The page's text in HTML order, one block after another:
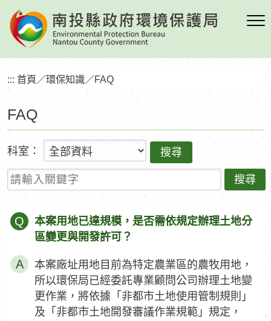
到
要
塊FAQ
::: 首頁 ／環保知識／FAQ
科室：
請輸入關鍵字
Q
本案用地已達規模，是否需依規定辦理土地分
區變更與開發許可？
本案廠址用地目前為特定農業區的農牧用地，
所以環保局已經委託專業顧問公司辦理土地變
更作業，將依據「非都市土地使用管制規則」
及「非都市土地開發審議作業規範」規定，